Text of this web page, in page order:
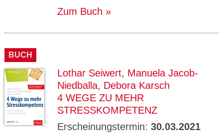
Zum Buch
BUCH
Lothar Seiwert, Manuela Jacob-
Niedballa, Debora Karsch
4 WEGE ZU MEHR
STRESSKOMPETENZ
Erscheinungstermin: 30.03.2021